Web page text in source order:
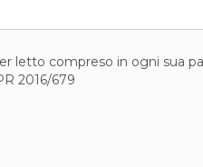
letto compreso in ogni sua
2016/679